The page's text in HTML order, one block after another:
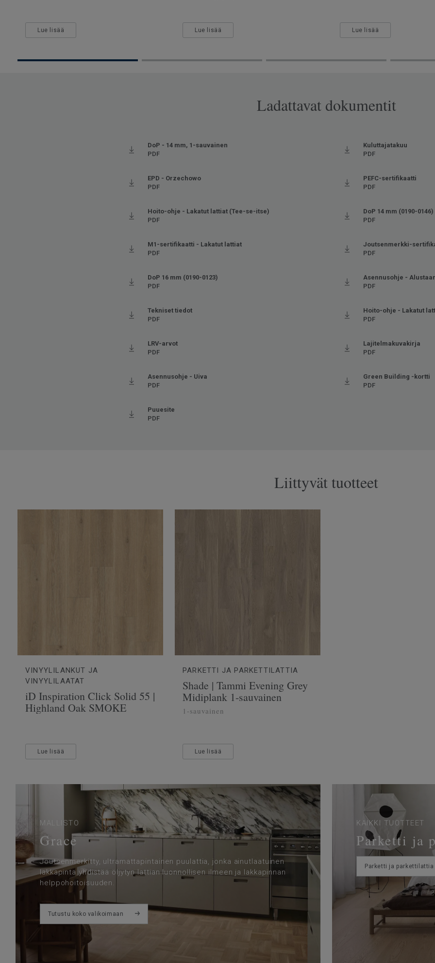
Lue lisää Lue lisää Lue lisää
Ladattavat dokumentit
DoP - 14 mm, 1-sauvainen
PDF
Kuluttajatakuu
PDF
EPD - Orzechowo
PDF
PEFC-sertifikaatti
PDF
Hoito-ohje - Lakatut lattiat (Tee-se-itse)
PDF
DoP 14 mm (0190-0146)
PDF
M1-sertifikaatti - Lakatut lattiat
PDF
Joutsenmerkki-
PDF
DoP 16 mm (0190-0123)
PDF
Asennusohje -
PDF
Tekniset tiedot
PDF
Hoito-ohje - Lakatut
PDF
LRV-arvot
PDF
Lajitelmakuvakirja
PDF
Asennusohje - Uiva
PDF
Green Building -kortti
PDF
Puuesite
PDF
Liittyvät tuotteet
VINYYLILANKUT JA
VINYYLILAATAT
iD Inspiration Click Solid 55 |
Highland Oak SMOKE
Lue lisää
PARKETTI JA PARKETTILATTIA
Shade | Tammi Evening Grey
Midiplank 1-sauvainen
1-sauvainen
Lue lisää
MALLISTO
Grace
Joutsenmerkitty, ultramattapintainen puulattia, jonka ainutlaatuinen
lakkapinta yhdistää öljytyn lattian luonnollisen ilmeen ja lakkapinnan
helppohoitoisuuden.
Tutustu koko valikoimaan
KAIKKI TUOTTEET
Parketti ja
Parketti ja parkettilattia